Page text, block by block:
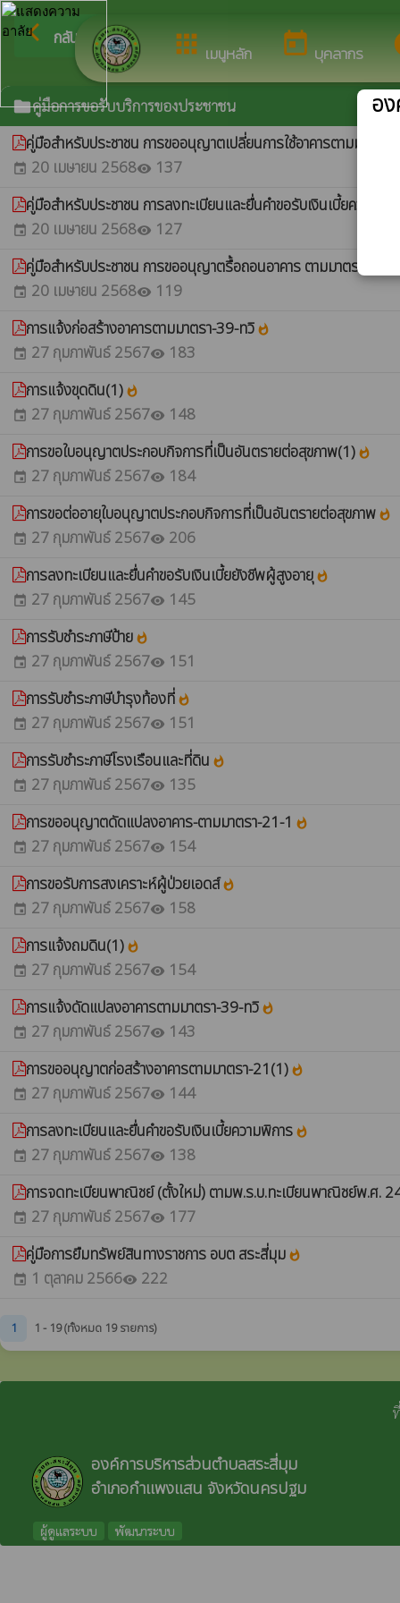
apps เมนูหลัก today บุคลากร
arrow_back_ios กลับเมนูหลัก ยินดีต้อนรับสู่เว็บไ
folderคู่มือการขอรับบริการของประชาชน
คู่มือสําหรับประชาชน การขออนุญาตเปลี่ยนการใช้อาคารตามมาตร
event 20 เมษายน 2568visibility 137
คู่มือสำหรับประชาชน การลงทะเบียนและยื่นคำขอรับเงินเบี้ยความพิ
event 20 เมษายน 2568visibility 127
คู่มือสำหรับประชาชน การขออนุญาตรื้อถอนอาคาร ตามมาตรา 22
event 20 เมษายน 2568visibility 119
การแจ้งก่อสร้างอาคารตามมาตรา-39-ทวิ whatshot
event 27 กุมภาพันธ์ 2567visibility 183
การแจ้งขุดดิน(1) whatshot
event 27 กุมภาพันธ์ 2567visibility 148
การขอใบอนุญาตประกอบกิจการที่เป็นอันตรายต่อสุขภาพ(1) whatshot
event 27 กุมภาพันธ์ 2567visibility 184
การขอต่ออายุใบอนุญาตประกอบกิจการที่เป็นอันตรายต่อสุขภาพ whatshot
event 27 กุมภาพันธ์ 2567visibility 206
การลงทะเบียนและยื่นคำขอรับเงินเบี้ยยังชีพผู้สูงอายุwhatshot
event 27 กุมภาพันธ์ 2567visibility 145
การรับชำระภาษีป้าย whatshot
event 27 กุมภาพันธ์ 2567visibility 151
การรับชำระภาษีบำรุงท้องที่ whatshot
event 27 กุมภาพันธ์ 2567visibility 151
การรับชำระภาษีโรงเรือนและที่ดิน whatshot
event 27 กุมภาพันธ์ 2567visibility 135
การขออนุญาตดัดแปลงอาคาร-ตามมาตรา-21-1 whatshot
event 27 กุมภาพันธ์ 2567visibility 154
การขอรับการสงเคราะห์ผู้ป่วยเอดส์whatshot
event 27 กุมภาพันธ์ 2567visibility 158
การแจ้งถมดิน(1) whatshot
event 27 กุมภาพันธ์ 2567visibility 154
การแจ้งดัดแปลงอาคารตามมาตรา-39-ทวิ whatshot
event 27 กุมภาพันธ์ 2567visibility 143
การขออนุญาตก่อสร้างอาคารตามมาตรา-21(1) whatshot
event 27 กุมภาพันธ์ 2567visibility 144
การลงทะเบียนและยื่นคำขอรับเงินเบี้ยความพิการ whatshot
event 27 กุมภาพันธ์ 2567visibility 138
การจดทะเบียนพาณิชย์ (ตั้งใหม่) ตามพ.ร.บ.ทะเบียนพาณิชย์พ.ศ.
event 27 กุมภาพันธ์ 2567visibility 177
คู่มือการยืมทรัพย์สินทางราชการ อบต สระสี่มุม whatshot
event 1 ตุลาคม 2566visibility 222
1 1 - 19 (ทั้งหมด 19 รายการ)
องค์การบริหารส่วนตำบลสระสี่มุม
อำเภอกำแพงแสน จังหวัดนครปฐม
ผู้ดูแลระบบ พัฒนาระบบ
อ